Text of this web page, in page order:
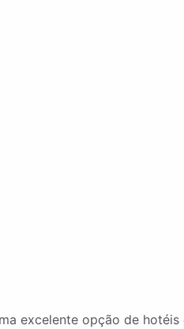
excelente opção de hotéis